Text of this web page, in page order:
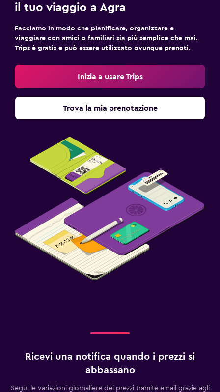
Area fumatori
Maggiore accessibilità
Ascensore
Servizio lavanderia
Ferro e asse da stiro
Stanza da letto
Cuscino di piume
Presa elettrica vicino al letto
Barra appendiabiti
Cassaforte
Esterno
il tuo viaggio a Agra
Facciamo in modo che pianificare, organizzare e
viaggiare con amici o familiari sia più semplice che mai.
Trips è gratis e può essere utilizzato ovunque prenoti.
Inizia a usare Trips
Trova la mia prenotazione
Ricevi una notifica quando i prezzi si
abbassano
Segui le variazioni giornaliere dei prezzi tramite email grazie agli